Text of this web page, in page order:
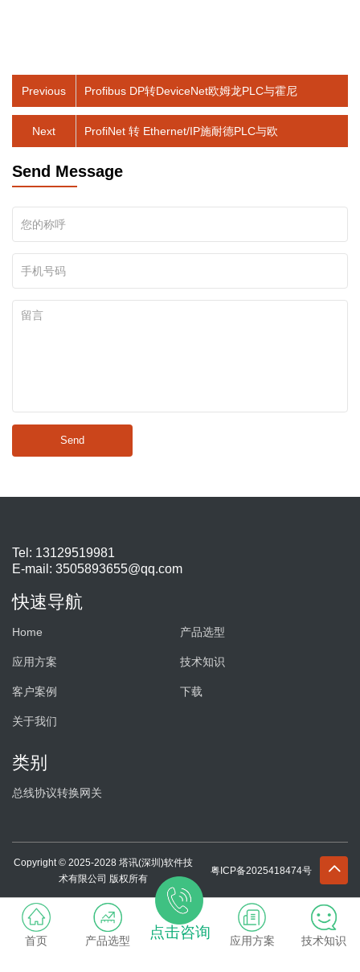
Previous Profibus DP转DeviceNet欧姆龙PLC与霍尼
ProfiNet 转 Ethernet/IP施耐德PLC与欧
Next
Send Message
Send
Tel: 13129519981
E-mail: 3505893655@qq.com
快速导航
Home 产品选型
应用方案 技术知识
客户案例 下载
关于我们
类别
总线协议转换网关
Copyright © 2025-2028 塔讯(深圳)软件技
术有限公司 版权所有
粤ICP备2025418474号
点击咨询
首页 产品选型 应用方案 技术知识